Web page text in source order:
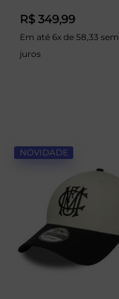
R$ 349,99
Em até 6x de 58,33 sem
juros
NOVIDADE